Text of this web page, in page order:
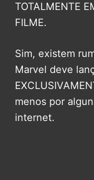
TOTALMENTE
FILME.
Sim, existem
Marvel deve
menos por
internet.